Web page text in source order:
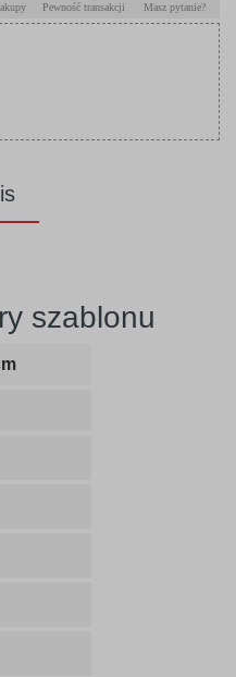
Pewność transakcji Masz pytanie?
szablonu